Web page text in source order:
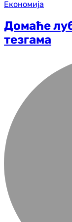
Економија
Домаће
тезгама